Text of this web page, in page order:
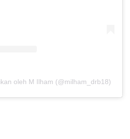
oleh M Ilham (@milham_drb18)